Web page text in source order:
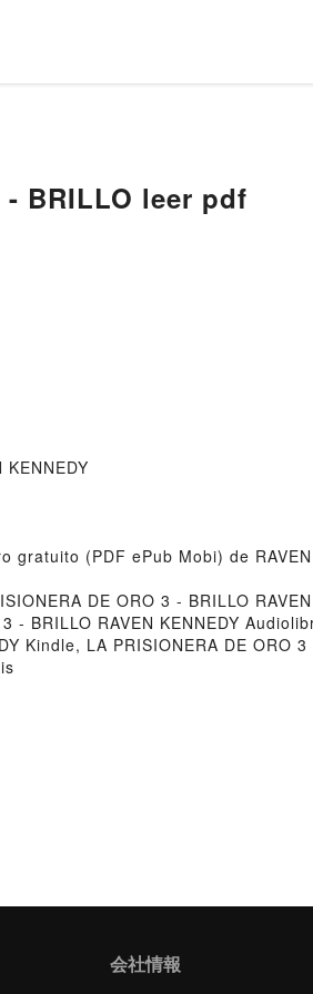
- BRILLO leer pdf
(PDF ePub Mobi) de RAVEN
DE ORO 3 - BRILLO
BRILLO RAVEN KENNEDY
Kindle, LA PRISIONERA DE ORO
会社情報